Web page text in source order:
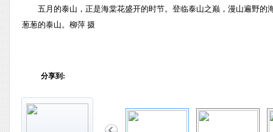
五月的泰山，正是海棠花盛开的时节。登临泰山之巅，漫山遍野
葱葱的泰山。柳萍 摄
分享到: